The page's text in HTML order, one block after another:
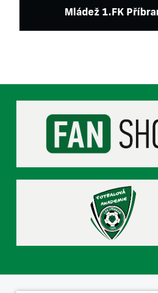
Mládež 1.FK